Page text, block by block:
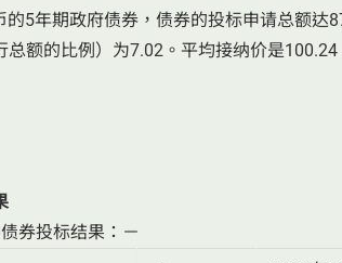
5年期政府债券，债券的投标申请总额达
额的比例）为7.02。平均接纳价是
券投标结果：－